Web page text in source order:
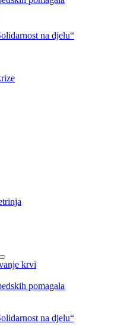
na djelu“
krvi
pomagala
na djelu“